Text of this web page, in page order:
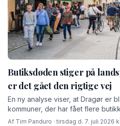
Butiksdøden stiger på
er det gået den rigtige vej
En ny analyse viser, at Dragør er
kommuner, der har fået flere
Af Tim Panduro · tirsdag d. 7. juli 2026